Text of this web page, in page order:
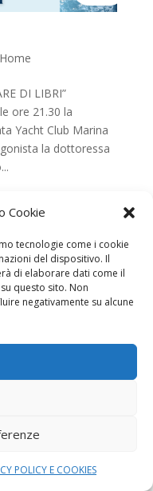
Cookie
tecnologie come i cookie
del dispositivo. Il
di elaborare dati come il
questo sito. Non
negativamente su alcune
POLICY E COOKIES
Home
DI LIBRI”
ore 21.30 la
Yacht Club Marina
la dottoressa
,La 100 di